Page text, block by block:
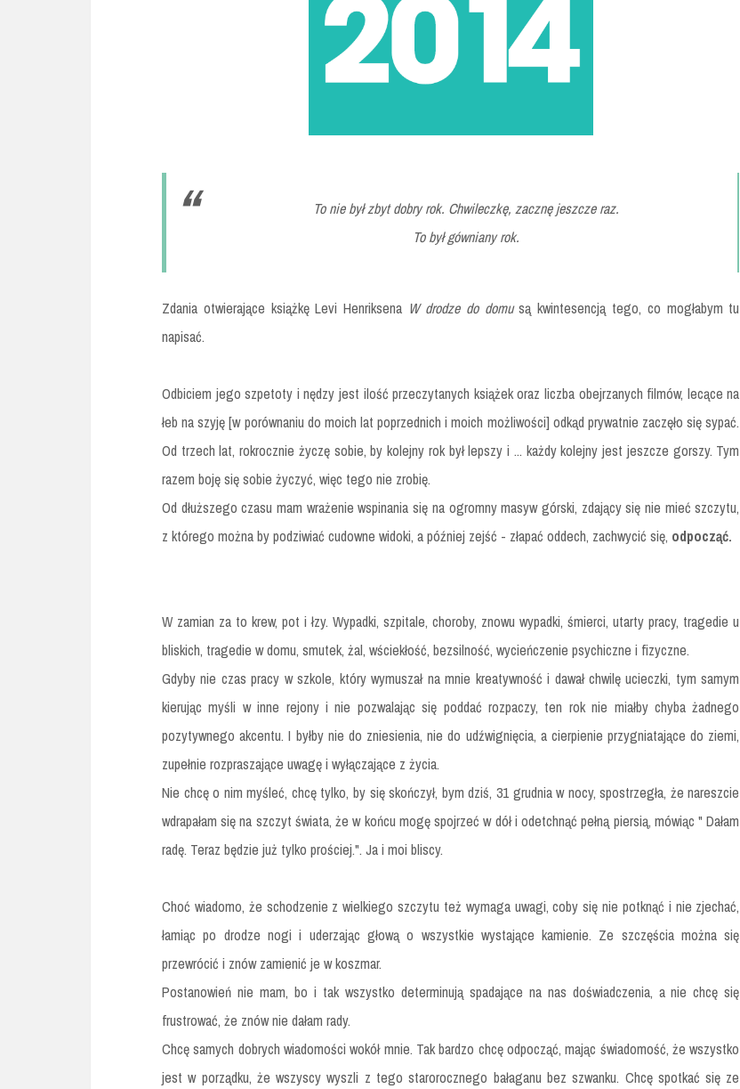
To nie był zbyt dobry rok. Chwileczkę, zacznę jeszcze raz.
To był gówniany rok.
Zdania otwierające książkę Levi Henriksena W drodze do domusą kwintesencją tego, co mogłabym tu
napisać.
Odbiciem jego szpetoty i nędzy jest ilość przeczytanych książek oraz liczba obejrzanych filmów, lecące na
łeb na szyję [w porównaniu do moich lat poprzednich i moich możliwości] odkąd prywatnie zaczęło się sypać.
Od trzech lat, rokrocznie życzę sobie, by kolejny rok był lepszy i ... każdy kolejny jest jeszcze gorszy. Tym
razem boję się sobie życzyć, więc tego nie zrobię.
Od dłuższego czasu mam wrażenie wspinania się na ogromny masyw górski, zdający się nie mieć szczytu,
z którego można by podziwiać cudowne widoki, a później zejść - złapać oddech, zachwycić się, odpocząć.
W zamian za to krew, pot i łzy. Wypadki, szpitale, choroby, znowu wypadki, śmierci, utarty pracy, tragedie u
bliskich, tragedie w domu, smutek, żal, wściekłość, bezsilność, wycieńczenie psychiczne i fizyczne.
Gdyby nie czas pracy w szkole, który wymuszał na mnie kreatywność i dawał chwilę ucieczki, tym samym
kierując myśli w inne rejony i nie pozwalając się poddać rozpaczy, ten rok nie miałby chyba żadnego
pozytywnego akcentu. I byłby nie do zniesienia, nie do udźwignięcia, a cierpienie przygniatające do ziemi,
zupełnie rozpraszające uwagę i wyłączające z życia.
Nie chcę o nim myśleć, chcę tylko, by się skończył, bym dziś, 31 grudnia w nocy, spostrzegła, że nareszcie
wdrapałam się na szczyt świata, że w końcu mogę spojrzeć w dół i odetchnąć pełną piersią, mówiąc " Dałam
radę. Teraz będzie już tylko prościej.". Ja i moi bliscy.
Choć wiadomo, że schodzenie z wielkiego szczytu też wymaga uwagi, coby się nie potknąć i nie zjechać,
łamiąc po drodze nogi i uderzając głową o wszystkie wystające kamienie. Ze szczęścia można się
przewrócić i znów zamienić je w koszmar.
Postanowień nie mam, bo i tak wszystko determinują spadające na nas doświadczenia, a nie chcę się
frustrować, że znów nie dałam rady.
Chcę samych dobrych wiadomości wokół mnie. Tak bardzo chcę odpocząć, mając świadomość, że wszystko
jest w porządku, że wszyscy wyszli z tego starorocznego bałaganu bez szwanku. Chcę spotkać się ze